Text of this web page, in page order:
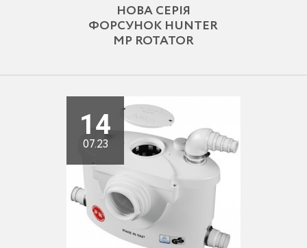
НОВА СЕРІЯ
ФОРСУНОК HUNTER
MP ROTATOR
14
07.23